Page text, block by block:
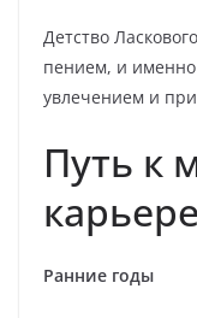
Детство
пением, и именно
увлечением и
Путь к
карьере
Ранние годы